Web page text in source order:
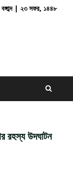
| ২৩ সফর, ১৪৪৮
রহস্য উদঘাটন